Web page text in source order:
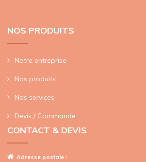
NOS PRODUITS
Notre entreprise
Nos produits
Nos services
Devis / Commande
CONTACT & DEVIS
Adresse postale :